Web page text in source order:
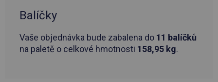
Balíčky
Vaše objednávka bude zabalena do 11 balíčků
na paletě o celkové hmotnosti 158,95 kg.